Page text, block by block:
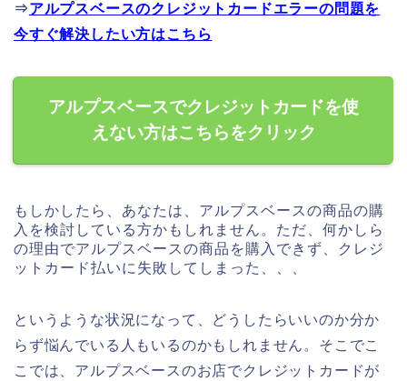
⇒アルプスベースのクレジットカードエラーの問題を
今すぐ解決したい方はこちら
アルプスベースでクレジットカードを使
えない方はこちらをクリック
もしかしたら、あなたは、アルプスベースの商品の購
入を検討している方かもしれません。ただ、何かしら
の理由でアルプスベースの商品を購入できず、クレジ
ットカード払いに失敗してしまった、、、
というような状況になって、どうしたらいいのか分か
らず悩んでいる人もいるのかもしれません。そこでこ
こでは、アルプスベースのお店でクレジットカードが